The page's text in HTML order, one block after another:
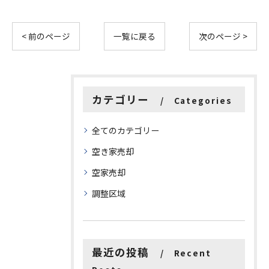
< 前のページ 一覧に戻る 次のページ >
カテゴリー Categories
全てのカテゴリー
空き家売却
空家売却
調整区域
最近の投稿
Recent